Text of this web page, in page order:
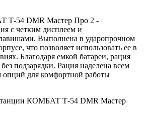
Т-54 DMR Мастер Про 2 -
с четким дисплеем и
Выполнена в ударопрочном
что позволяет использовать ее в
Благодаря емкой батареи, рация
подзарядки. Рация наделена всем
для комфортной работы
КОМБАТ Т-54 DMR Мастер